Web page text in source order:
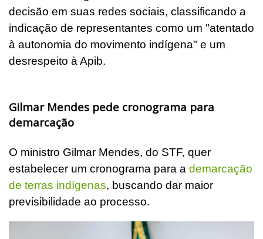
decisão em suas redes sociais, classificando a
indicação de representantes como um "atentado
à autonomia do movimento indígena" e um
desrespeito à Apib.
Gilmar Mendes pede cronograma para
demarcação
O ministro Gilmar Mendes, do STF, quer
estabelecer um cronograma para a demarcação
de terras indígenas, buscando dar maior
previsibilidade ao processo.